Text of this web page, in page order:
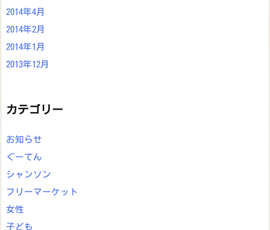
2014年4月
2014年2月
2014年1月
2013年12月
カテゴリー
お知らせ
ぐーてん
シャンソン
フリーマーケット
女性
子ども